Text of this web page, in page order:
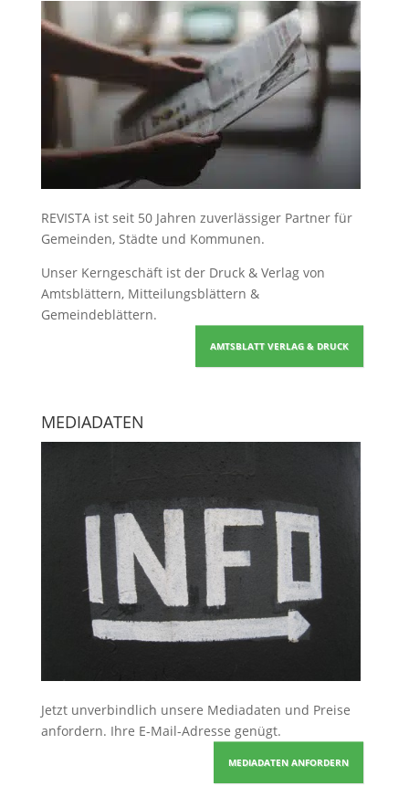
REVISTA ist seit 50 Jahren zuverlässiger Partner für
Gemeinden, Städte und Kommunen.
Unser Kerngeschäft ist der Druck & Verlag von
Amtsblättern, Mitteilungsblättern &
Gemeindeblättern.
AMTSBLATT VERLAG & DRUCK
MEDIADATEN
Jetzt unverbindlich unsere Mediadaten und Preise
anfordern. Ihre E-Mail-Adresse genügt.
MEDIADATEN ANFORDERN